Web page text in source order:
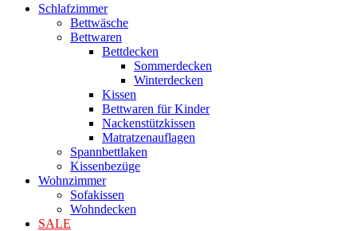
Schlafzimmer
Bettwäsche
Bettwaren
Bettdecken
Sommerdecken
Winterdecken
Kissen
Bettwaren für Kinder
Nackenstützkissen
Matratzenauflagen
Spannbettlaken
Kissenbezüge
Wohnzimmer
Sofakissen
Wohndecken
SALE